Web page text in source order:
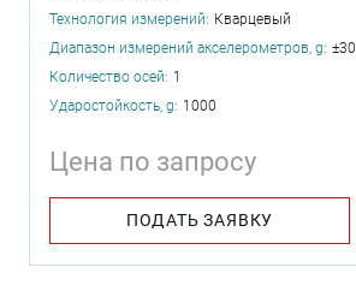
Технология измерений: Кварцевый
Диапазон измерений акселерометров, g: ±30
Количество осей: 1
Ударостойкость, g: 1000
Цена по запросу
ПОДАТЬ ЗАЯВКУ